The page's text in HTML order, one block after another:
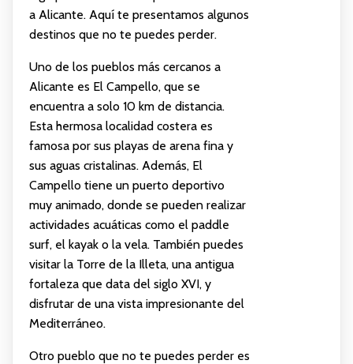
a Alicante. Aquí te presentamos algunos
destinos que no te puedes perder.
Uno de los pueblos más cercanos a
Alicante es El Campello, que se
encuentra a solo 10 km de distancia.
Esta hermosa localidad costera es
famosa por sus playas de arena fina y
sus aguas cristalinas. Además, El
Campello tiene un puerto deportivo
muy animado, donde se pueden realizar
actividades acuáticas como el paddle
surf, el kayak o la vela. También puedes
visitar la Torre de la Illeta, una antigua
fortaleza que data del siglo XVI, y
disfrutar de una vista impresionante del
Mediterráneo.
Otro pueblo que no te puedes perder es